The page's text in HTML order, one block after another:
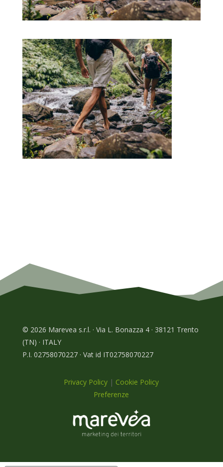
© 2026 Marevea s.r.l. · Via L. Bonazza 4 · 38121 Trento
(TN) · ITALY
P.I. 02758070227 · Vat id IT02758070227
Privacy Policy | Cookie Policy
Preferenze